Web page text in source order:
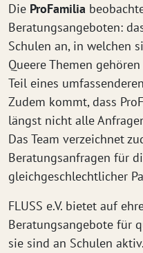
Die ProFamilia
Beratungsangeboten:
Schulen an, in welchen
Queere Themen
Teil eines
Zudem kommt, dass
längst nicht alle
Das Team verzeichnet
Beratungsanfragen für
gleichgeschlechtlicher
FLUSS e.V. bietet auf
Beratungsangebote für
sie sind an Schulen